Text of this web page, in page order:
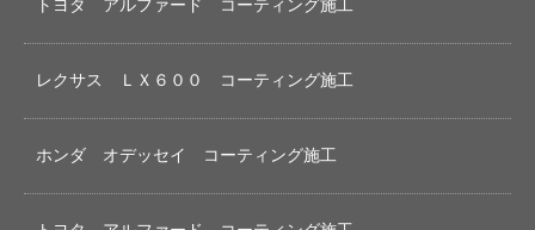
トヨタ アルファード コーティング施工
レクサス ＬＸ６００ コーティング施工
ホンダ オデッセイ コーティング施工